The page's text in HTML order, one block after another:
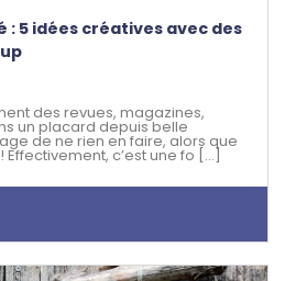
: 5 idées créatives avec des
des revues, magazines,
un placard depuis belle
de ne rien en faire, alors que
Effectivement, c’est une fo [...]